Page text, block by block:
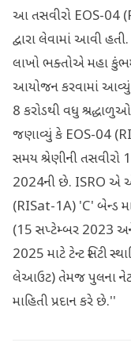
આ તસવીરો EOS-04
દ્વારા લેવામાં આવી
લાખો ભક્તોએ મહા
આયોજન કરવામાં આવ્યું
8 કરોડથી વધુ
જણાવ્યું કે EOS-04
સમય શ્રેણીની
2024ની છે. ISRO એ
(RISat-1A) 'C' બેન્ડ
(15 સપ્ટેમ્બર 2023
2025 માટે ટેન્ટ સિટી
લેઆઉટ) તેમજ પુલના
માહિતી પ્રદાન કરે છે.''